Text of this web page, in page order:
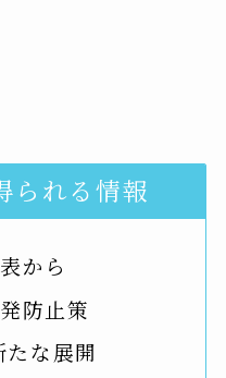
られる情報
から
防止策
な展開